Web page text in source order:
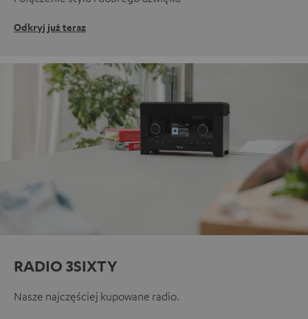
Odkryj już teraz
RADIO 3SIXTY
Nasze najczęściej kupowane radio.